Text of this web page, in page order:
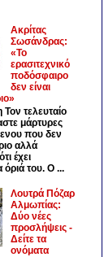
Ακρίτας
Σωσάνδρας:
«Το
ερασιτεχνικό
ποδόσφαιρο
δεν είναι
τελευταίο
μάρτυρες
που δεν
αλλά
έχει
όριά του. Ο ...
Λουτρά Πόζαρ
Αλμωπίας:
Δύο νέες
προσλήψεις -
Δείτε τα
ονόματα